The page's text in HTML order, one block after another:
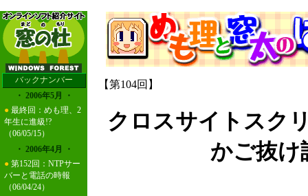
バックナンバー
・ 2006年5月 ・
● 最終回：めも理、2
年生に進級!?
（06/05/15）
・ 2006年4月 ・
● 第152回：NTPサー
バーと電話の時報
（06/04/24）
【第104回】
クロスサイトスク
かご抜け